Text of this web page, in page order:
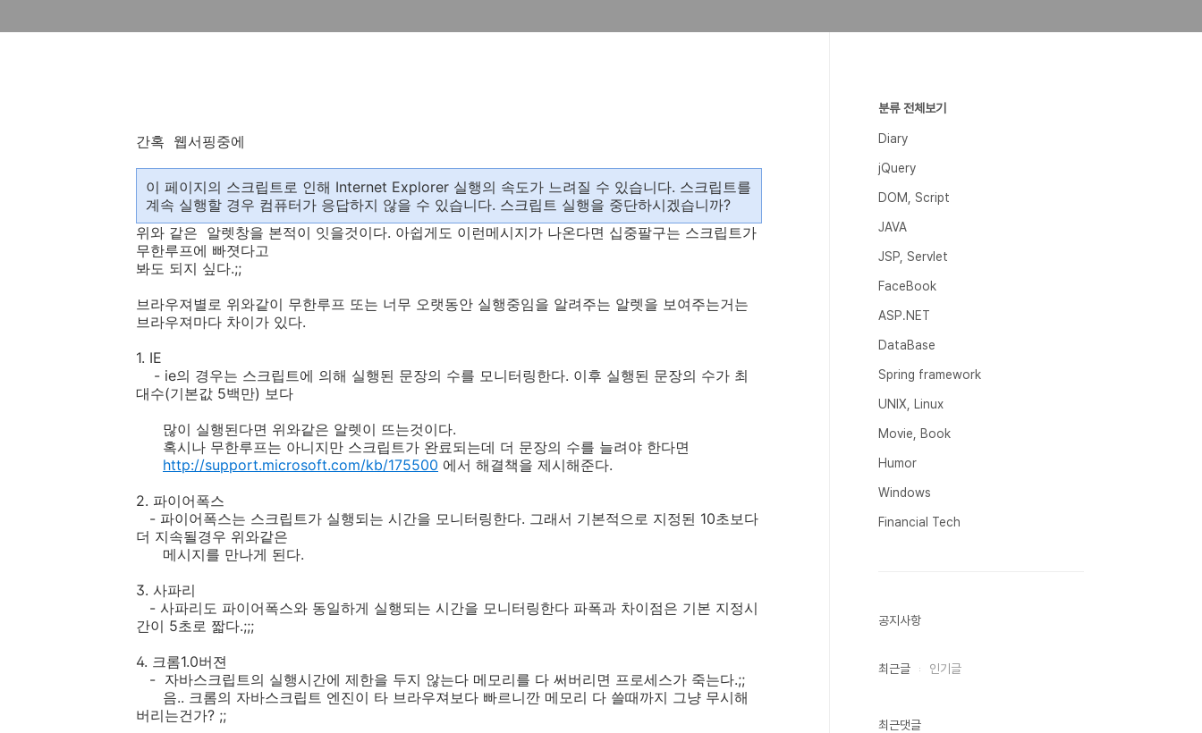
간혹 웹서핑중에
이 페이지의 스크립트로 인해 Internet Explorer 실행의 속도가 느려질 수 있습니다. 스크립트를
계속 실행할 경우 컴퓨터가 응답하지 않을 수 있습니다. 스크립트 실행을 중단하시겠습니까?
위와 같은 알렛창을 본적이 잇을것이다. 아쉽게도 이런메시지가 나온다면 십중팔구는 스크립트가
무한루프에 빠졋다고
봐도 되지 싶다.;;
브라우져별로 위와같이 무한루프 또는 너무 오랫동안 실행중임을 알려주는 알렛을 보여주는거는
브라우져마다 차이가 있다.
1. IE
- ie의 경우는 스크립트에 의해 실행된 문장의 수를 모니터링한다. 이후 실행된 문장의 수가 최
대수(기본값 5백만) 보다
많이 실행된다면 위와같은 알렛이 뜨는것이다.
혹시나 무한루프는 아니지만 스크립트가 완료되는데 더 문장의 수를 늘려야 한다면
http://support.microsoft.com/kb/175500 에서 해결책을 제시해준다.
2. 파이어폭스
- 파이어폭스는 스크립트가 실행되는 시간을 모니터링한다. 그래서 기본적으로 지정된 10초보다
더 지속될경우 위와같은
메시지를 만나게 된다.
3. 사파리
- 사파리도 파이어폭스와 동일하게 실행되는 시간을 모니터링한다 파폭과 차이점은 기본 지정시
간이 5초로 짧다.;;;
4. 크롬1.0버젼
- 자바스크립트의 실행시간에 제한을 두지 않는다 메모리를 다 써버리면 프로세스가 죽는다.;;
음.. 크롬의 자바스크립트 엔진이 타 브라우져보다 빠르니깐 메모리 다 쓸때까지 그냥 무시해
버리는건가? ;;
분류 전체보기
Diary
jQuery
DOM, Script
JAVA
JSP, Servlet
FaceBook
ASP.NET
DataBase
Spring framework
UNIX, Linux
Movie, Book
Humor
Windows
Financial Tech
공지사항
최근글 인기글
최근댓글